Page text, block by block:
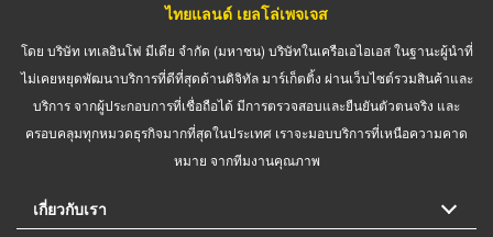
ไทยแลนด์ เยลโล่เพจเจส
โดย บริษัท เทเลอินโฟ มีเดีย จำกัด (มหาชน) บริษัทในเครือเอไอเอส ในฐานะผู้นำที่
ไม่เคยหยุดพัฒนาบริการที่ดีที่สุดด้านดิจิทัล มาร์เก็ตติ้ง ผ่านเว็บไซต์รวมสินค้าและ
บริการ จากผู้ประกอบการที่เชื่อถือได้ มีการตรวจสอบและยืนยันตัวตนจริง และ
ครอบคลุมทุกหมวดธุรกิจมากที่สุดในประเทศ เราจะมอบบริการที่เหนือความคาด
หมาย จากทีมงานคุณภาพ
เกี่ยวกับเรา